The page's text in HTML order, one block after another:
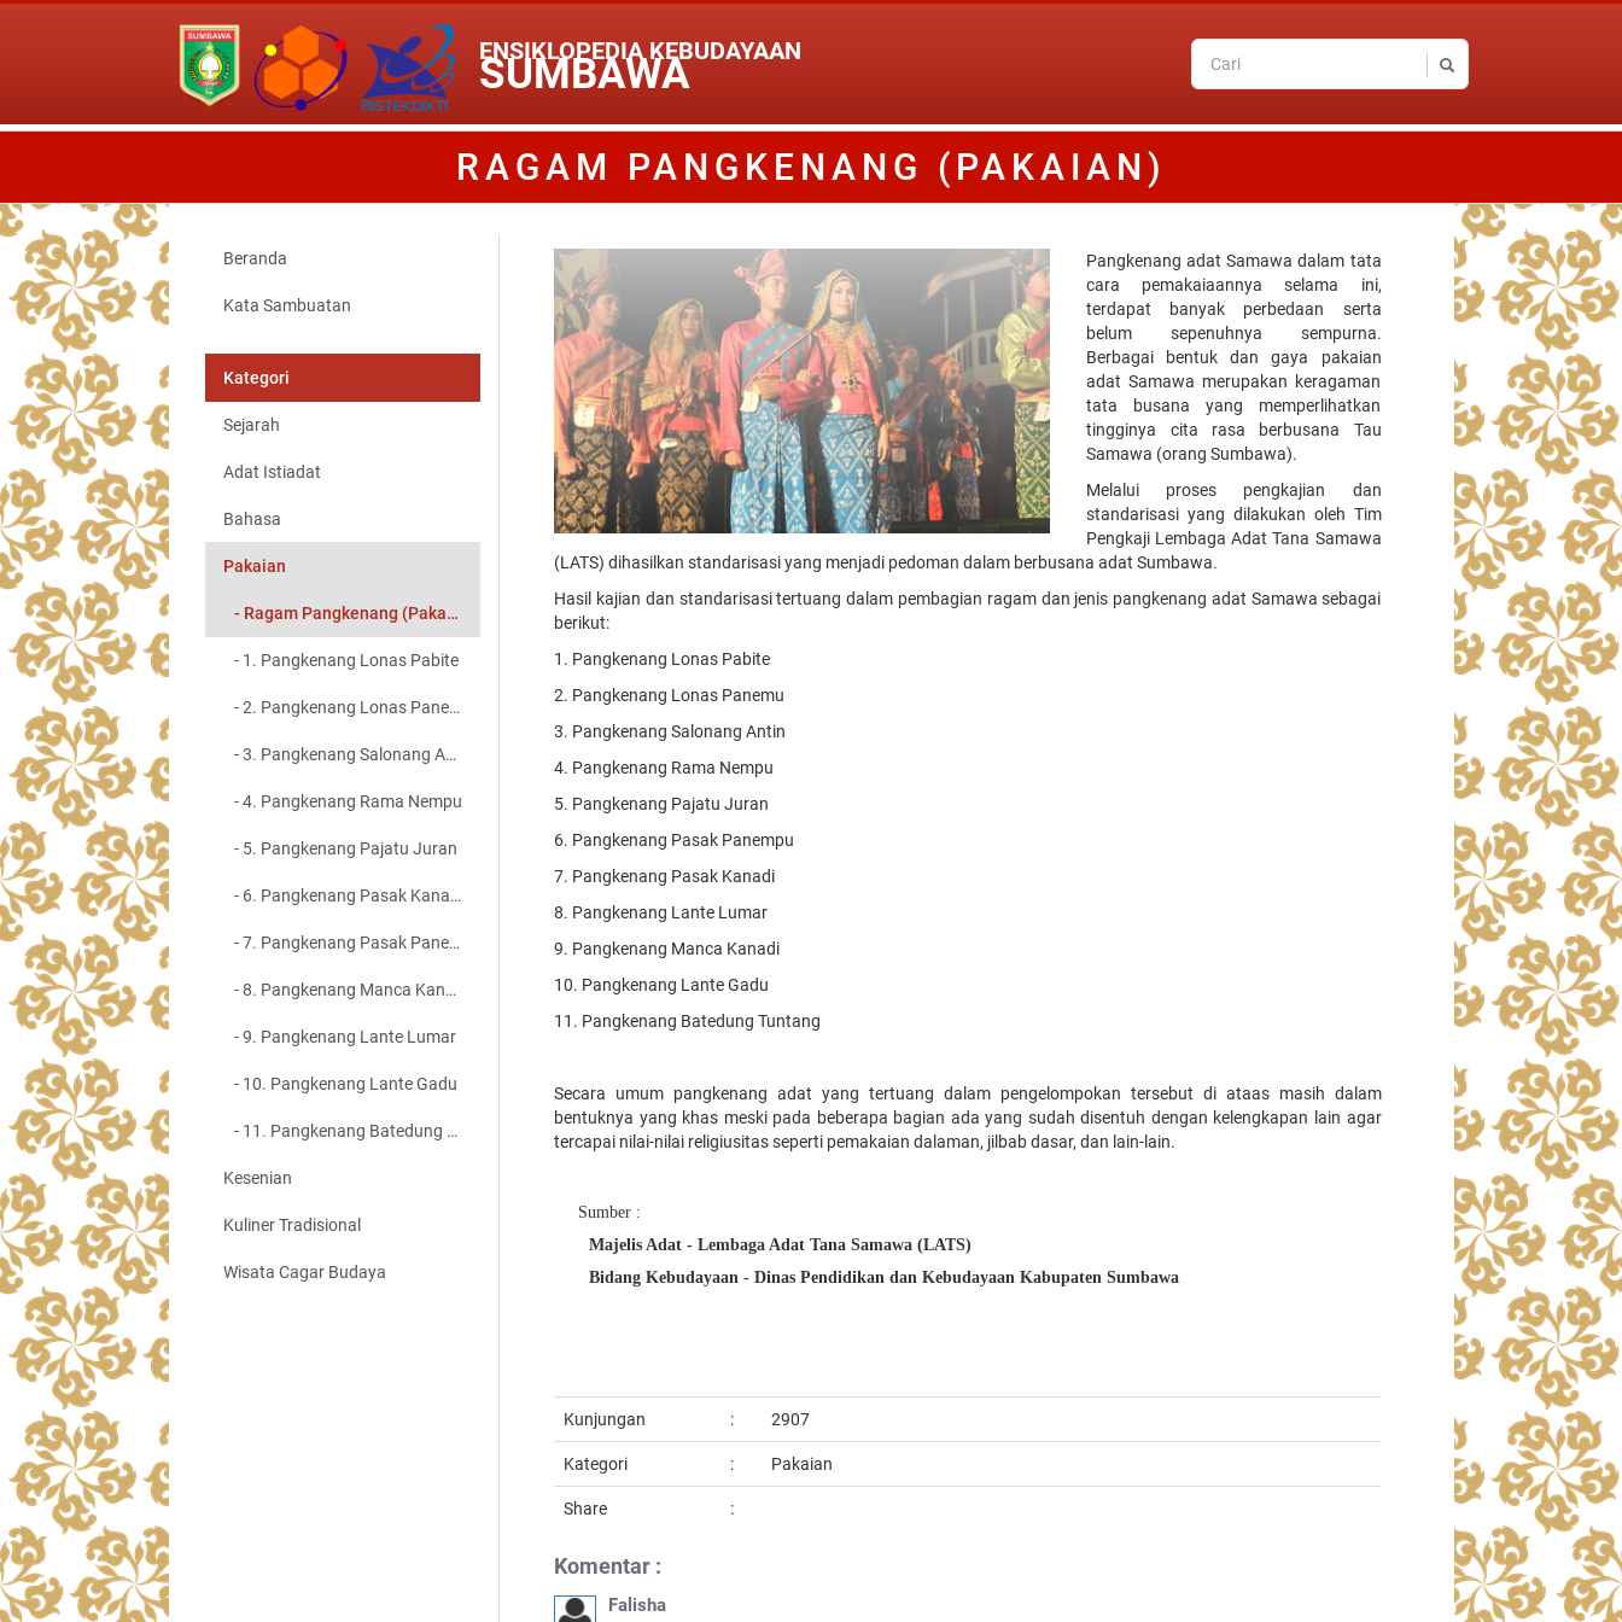
ENSIKLOPEDIA KEBUDAYAAN
SUMBAWA
RAGAM PANGKENANG (PAKAIAN)
Beranda
Kata Sambuatan
Kategori
Sejarah
Adat Istiadat
Bahasa
Pakaian
- Ragam Pangkenang (Pakaian)
- 1. Pangkenang Lonas Pabite
- 2. Pangkenang Lonas Panempu
- 3. Pangkenang Salonang Antin
- 4. Pangkenang Rama Nempu
- 5. Pangkenang Pajatu Juran
- 6. Pangkenang Pasak Kanadi
- 7. Pangkenang Pasak Panempu
- 8. Pangkenang Manca Kanadi
- 9. Pangkenang Lante Lumar
- 10. Pangkenang Lante Gadu
- 11. Pangkenang Batedung Tuntang
Kesenian
Kuliner Tradisional
Wisata Cagar Budaya
Pangkenang adat Samawa dalam tata
cara pemakaiaannya selama ini,
terdapat banyak perbedaan serta
belum sepenuhnya sempurna.
Berbagai bentuk dan gaya pakaian
adat Samawa merupakan keragaman
tata busana yang memperlihatkan
tingginya cita rasa berbusana Tau
Samawa (orang Sumbawa).
Melalui proses pengkajian dan
standarisasi yang dilakukan oleh Tim
Pengkaji Lembaga Adat Tana Samawa
(LATS) dihasilkan standarisasi yang menjadi pedoman dalam berbusana adat Sumbawa.
Hasil kajian dan standarisasi tertuang dalam pembagian ragam dan jenis pangkenang adat Samawa sebagai
berikut:
1. Pangkenang Lonas Pabite
2. Pangkenang Lonas Panemu
3. Pangkenang Salonang Antin
4. Pangkenang Rama Nempu
5. Pangkenang Pajatu Juran
6. Pangkenang Pasak Panempu
7. Pangkenang Pasak Kanadi
8. Pangkenang Lante Lumar
9. Pangkenang Manca Kanadi
10. Pangkenang Lante Gadu
11. Pangkenang Batedung Tuntang
Secara umum pangkenang adat yang tertuang dalam pengelompokan tersebut di ataas masih dalam
bentuknya yang khas meski pada beberapa bagian ada yang sudah disentuh dengan kelengkapan lain agar
tercapai nilai-nilai religiusitas seperti pemakaian dalaman, jilbab dasar, dan lain-lain.
Sumber :
Majelis Adat - Lembaga Adat Tana Samawa (LATS)
Bidang Kebudayaan - Dinas Pendidikan dan Kebudayaan Kabupaten Sumbawa
Kunjungan : 2907
Kategori : Pakaian
Share :
Komentar :
Falisha